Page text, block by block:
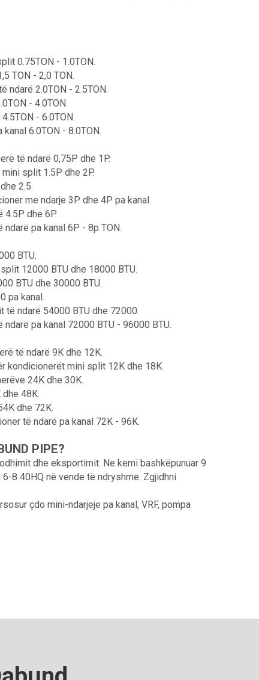
0.75TON - 1.0TON.
TON - 2,0 TON.
2.0TON - 2.5TON.
- 4.0TON.
- 6.0TON.
6.0TON - 8.0TON.
të ndarë 0,75P dhe 1P.
split 1.5P dhe 2P.
2.5.
me ndarje 3P dhe 4P pa kanal.
dhe 6P.
pa kanal 6P - 8p TON.
BTU.
12000 BTU dhe 18000 BTU.
BTU dhe 30000 BTU.
pa kanal.
ndarë 54000 BTU dhe 72000.
pa kanal 72000 BTU - 96000 BTU.
të ndarë 9K dhe 12K.
kondicionerët mini split 12K dhe 18K.
24K dhe 30K.
48K.
dhe 72K.
të ndarë pa kanal 72K - 96K.
PIPE?
dhe eksportimit. Ne kemi bashkëpunuar 9
8 40HQ në vende të ndryshme. Zgjidhni
çdo mini-ndarjeje pa kanal, VRF, pompa